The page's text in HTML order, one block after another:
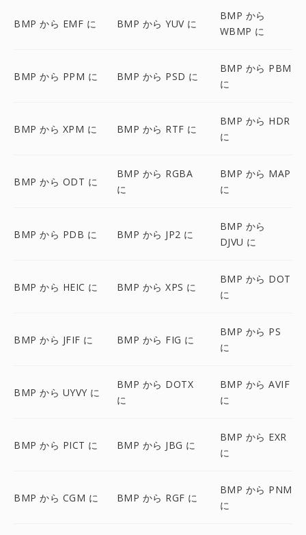
BMP から EMF に BMP から YUV に
BMP から
WBMP に
BMP から PPM に BMP から PSD に
BMP から PBM
に
BMP から XPM に BMP から RTF に
BMP から HDR
に
BMP から ODT に
BMP から RGBA
に
BMP から MAP
に
BMP から PDB に BMP から JP2 に
BMP から
DJVU に
BMP から HEIC に BMP から XPS に
BMP から DOT
に
BMP から JFIF に BMP から FIG に
BMP から PS
に
BMP から UYVY に
BMP から DOTX
に
BMP から AVIF
に
BMP から PICT に BMP から JBG に
BMP から EXR
に
BMP から CGM に BMP から RGF に
BMP から PNM
に